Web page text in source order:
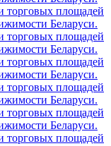
торговых площадей
Беларуси.
торговых площадей
Беларуси.
торговых площадей
Беларуси.
торговых площадей
Беларуси.
торговых площадей
Беларуси.
торговых площадей